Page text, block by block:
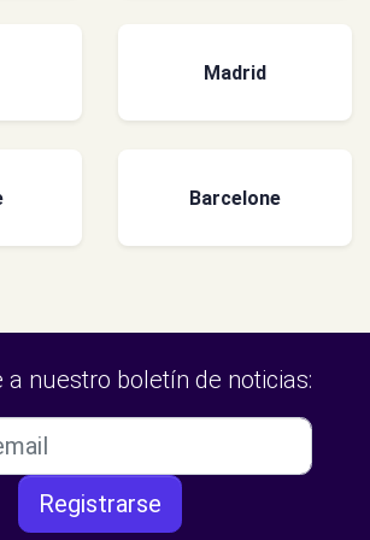
Madrid
Barcelone
a nuestro boletín de noticias:
Registrarse